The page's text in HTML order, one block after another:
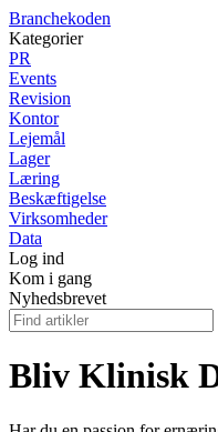
Branchekoden
Kategorier
PR
Events
Revision
Kontor
Lejemål
Lager
Læring
Beskæftigelse
Virksomheder
Data
Log ind
Kom i gang
Nyhedsbrevet
Bliv Klinisk